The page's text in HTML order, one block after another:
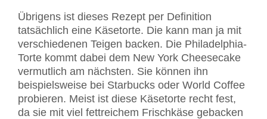
Übrigens ist dieses Rezept per Definition
tatsächlich eine Käsetorte. Die kann man ja mit
verschiedenen Teigen backen. Die Philadelphia-
Torte kommt dabei dem New York Cheesecake
vermutlich am nächsten. Sie können ihn
beispielsweise bei Starbucks oder World Coffee
probieren. Meist ist diese Käsetorte recht fest,
da sie mit viel fettreichem Frischkäse gebacken